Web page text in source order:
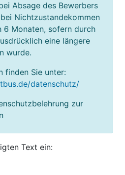
Absage des Bewerbers
Nichtzustandekommen
6 Monaten, sofern durch
eine längere
wurde.
finden Sie unter:
datenschutz/
zur
Text ein: